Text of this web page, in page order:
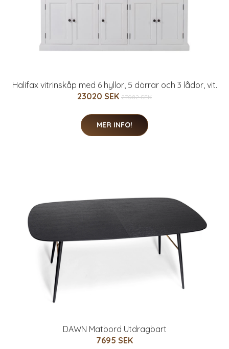
Halifax vitrinskåp med 6 hyllor, 5 dörrar och 3 lådor, vit.
23020 SEK 27082 SEK
MER INFO!
DAWN Matbord Utdragbart
7695 SEK